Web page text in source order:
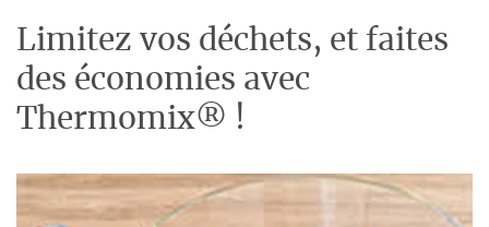
Limitez vos déchets, et faites
des économies avec
Thermomix® !